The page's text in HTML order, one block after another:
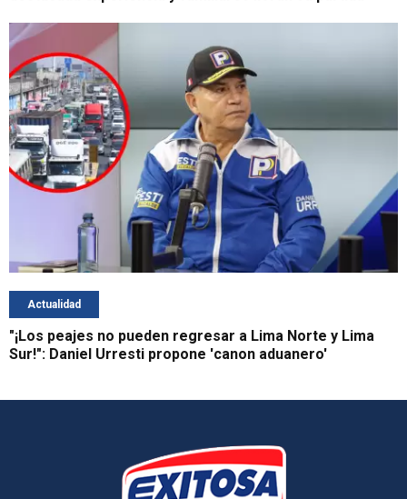
Actualidad
"¡Los peajes no pueden regresar a Lima Norte y Lima
Sur!": Daniel Urresti propone 'canon aduanero'